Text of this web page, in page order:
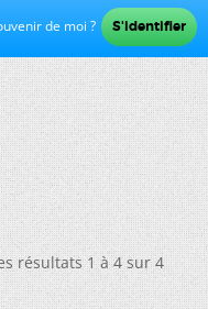
de moi ?
résultats 1 à 4 sur 4